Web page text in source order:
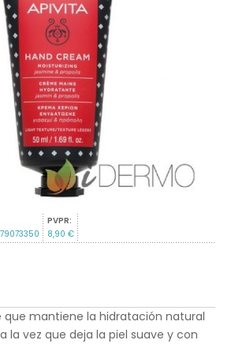
PVPR:
8,90 €
mantiene la hidratación natural
la vez que deja la piel suave y con